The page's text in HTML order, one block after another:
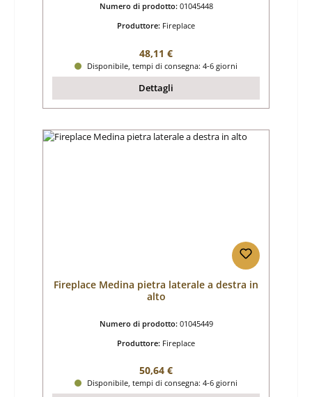
Numero di prodotto: 01045448
Produttore: Fireplace
Prezzo normale:
48,11 €
Disponibile, tempi di consegna: 4-6 giorni
Dettagli
Fireplace Medina pietra laterale a destra in
alto
Numero di prodotto: 01045449
Produttore: Fireplace
Prezzo normale:
50,64 €
Disponibile, tempi di consegna: 4-6 giorni